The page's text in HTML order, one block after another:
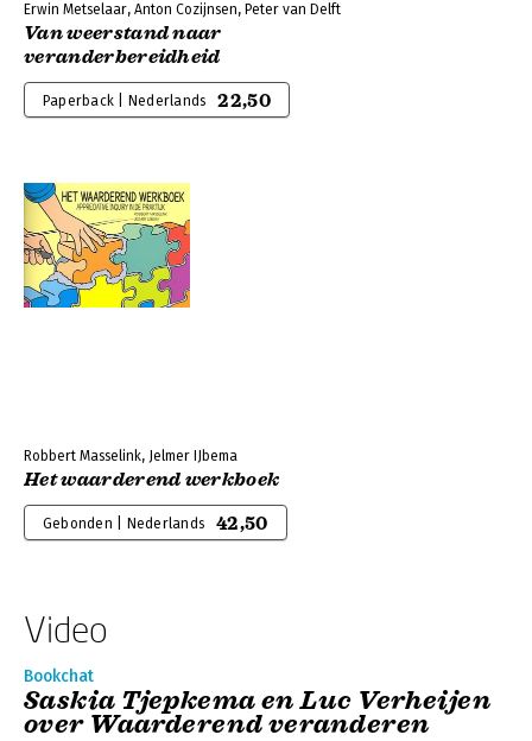
Erwin Metselaar, Anton Cozijnsen, Peter van Delft
Van weerstand naar
veranderbereidheid
Paperback | Nederlands 22,50
Robbert Masselink, Jelmer IJbema
Het waarderend werkboek
Gebonden | Nederlands 42,50
Video
Bookchat
Saskia Tjepkema en Luc Verheijen
over Waarderend veranderen